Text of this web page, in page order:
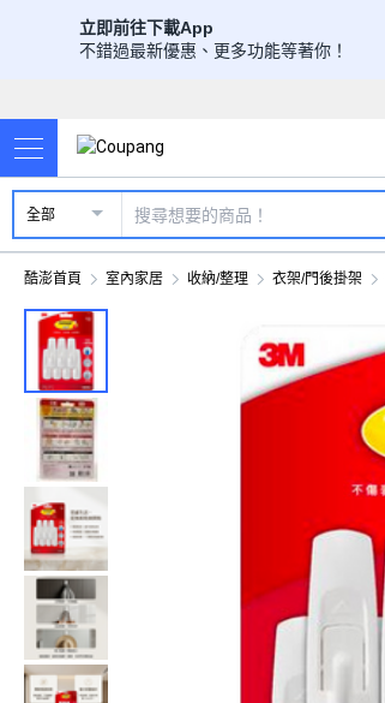
立即前往下載App
不錯過最新優惠、更多功能等著你！
全部
酷澎首頁 室內家居 收納/整理 衣架/門後掛架